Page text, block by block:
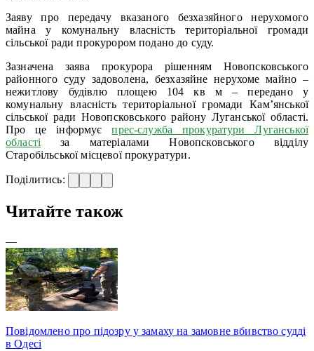
Заяву про передачу вказаного безхазяйного нерухомого
майна у комунальну власність територіальної громади
сільської ради прокурором подано до суду.
Зазначена заява прокурора рішенням Новопсковського
районного суду задоволена, безхазяйне нерухоме майно –
нежитлову будівлю площею 104 кв м – передано у
комунальну власність територіальної громади Кам’янської
сільської ради Новопсковського району Луганської області.
Про це інформуєпрес-служба прокуратури Луганської
області за матеріалами Новопсковського відділу
Старобільської місцевої прокуратури.
Поділитись:
Читайте також
—
Повідомлено про підозру у замаху на замовне вбивство судді
в Одесі